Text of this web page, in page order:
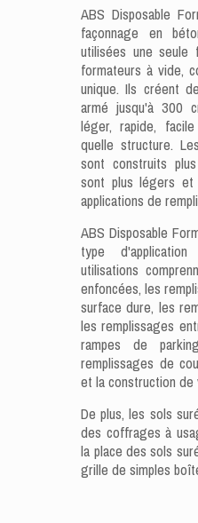
ABS Disposable
façonnage en
utilisées une seule
formateurs à vide,
unique. Ils créent
armé jusqu'à 300
léger, rapide,
quelle structure.
sont construits
sont plus légers
applications de
ABS Disposable
type
utilisations
enfoncées, les
surface dure, les
les remplissages
rampes de
remplissages de
et la construction
De plus, les sols
des coffrages à
la place des sols
grille de simples